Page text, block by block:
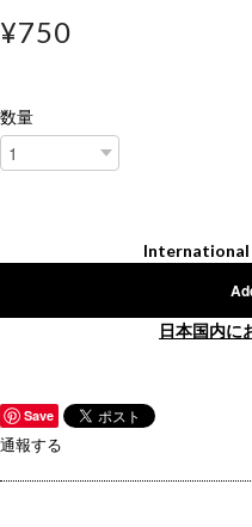
¥750
数量
International
日本国内に
Save
通報する